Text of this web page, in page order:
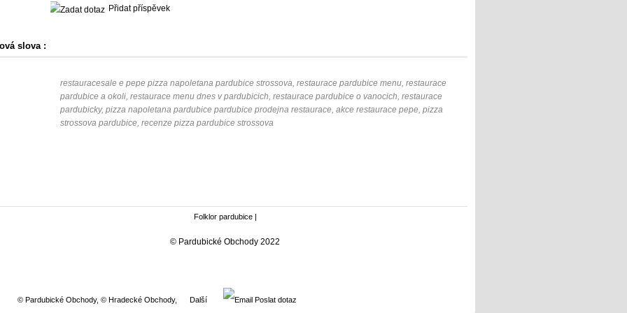
Přidat příspěvek
slova :
restauracesale e pepe pizza napoletana pardubice strossova, restaurace pardubice menu, restaurace
pardubice a okoli, restaurace menu dnes v pardubicich, restaurace pardubice o vanocich, restaurace
pardubicky, pizza napoletana pardubice pardubice prodejna restaurace, akce restaurace pepe, pizza
strossova pardubice, recenze pizza pardubice strossova
Folklor pardubice|
© Pardubické Obchody 2022
© Pardubické Obchody, © Hradecké Obchody, Další Poslat dotaz